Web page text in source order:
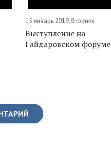
15 январь 2019, Вторник
Выступление на
Гайдаровском форуме